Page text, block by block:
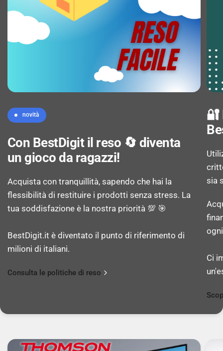
novità
Con BestDigit il reso 🔄 diventa
un gioco da ragazzi!
Acquista con tranquillità, sapendo che hai la
flessibilità di restituire i prodotti senza stress. La
tua soddisfazione è la nostra priorità 💯 🎯
BestDigit.it è diventato il punto di riferimento di
milioni di italiani.
Consulta le politiche di reso
🔐
sia
Ci